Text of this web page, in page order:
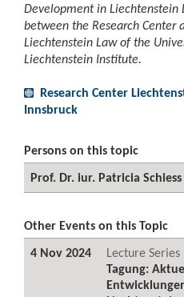
Development in Liechtenstein
between the Research Center
Liechtenstein Law of the
Liechtenstein Institute.
Research Center
Innsbruck
Persons on this topic
Prof. Dr. iur. Patricia Schiess
Other Events on this Topic
4 Nov 2024
Lecture Series
Tagung: